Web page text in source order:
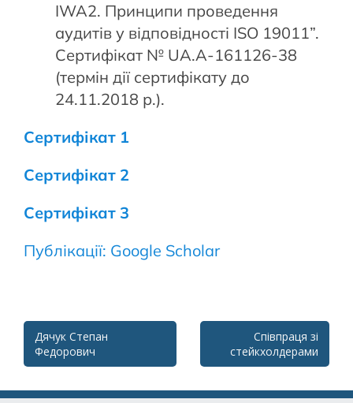
IWA2. Принципи проведення
аудитів у відповідності ISO 19011”.
Сертифікат № UA.A-161126-38
(термін дії сертифікату до
24.11.2018 р.).
Сертифікат 1
Сертифікат 2
Сертифікат 3
Публікації: Google Scholar
Post
navigation
Дячук Степан
Федорович
Співпраця зі
стейкхолдерами